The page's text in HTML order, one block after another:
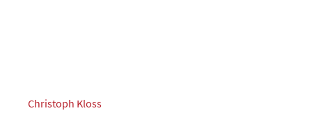
Christoph Kloss